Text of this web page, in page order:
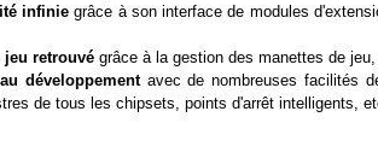
infinie grâce à son interface de modules
retrouvé grâce à la gestion des manettes de
développementavec de nombreuses facilités
de tous les chipsets, points d'arrêt intelligents,